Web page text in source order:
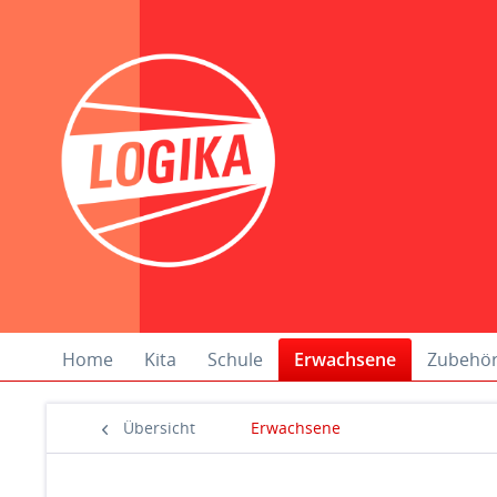
Home Kita Schule Erwachsene
Übersicht Erwachsene